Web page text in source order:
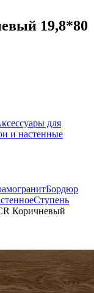
19,8*80
для
и настенные
Бордюр
Ступень
Коричневый